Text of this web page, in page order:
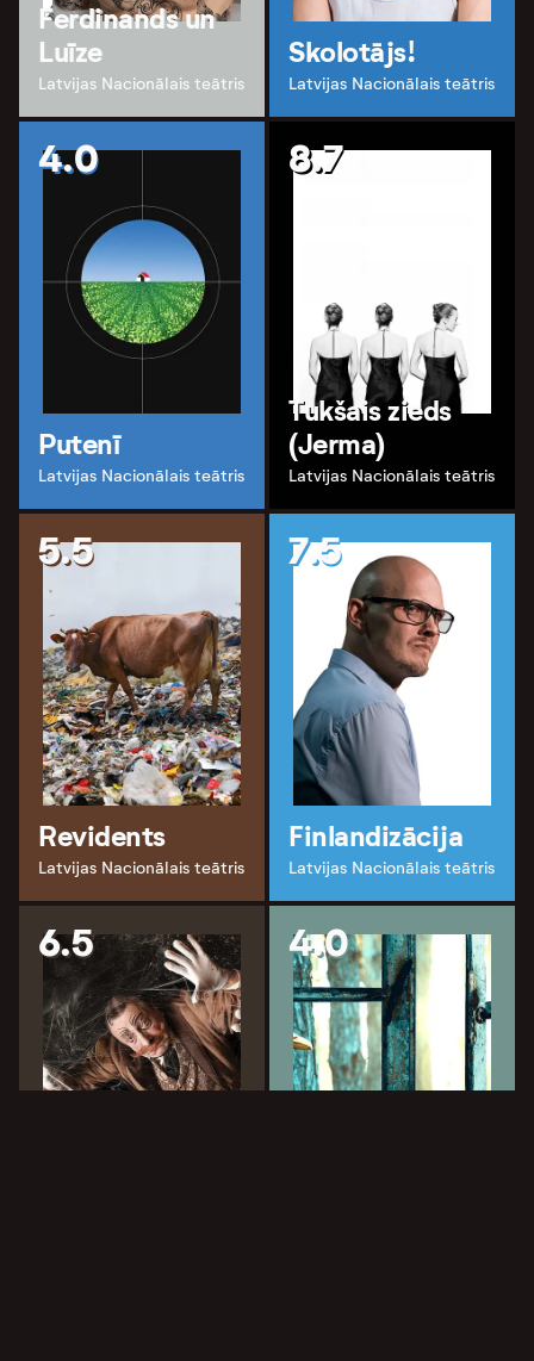
Ferdinands un
Luīze
Latvijas Nacionālais teātris
Skolotājs!
Latvijas Nacionālais teātris
4.0
Putenī
Latvijas Nacionālais teātris
8.7
Tukšais zieds
(Jerma)
Latvijas Nacionālais teātris
5.5
Revidents
Latvijas Nacionālais teātris
7.5
Finlandizācija
Latvijas Nacionālais teātris
6.5 4.0